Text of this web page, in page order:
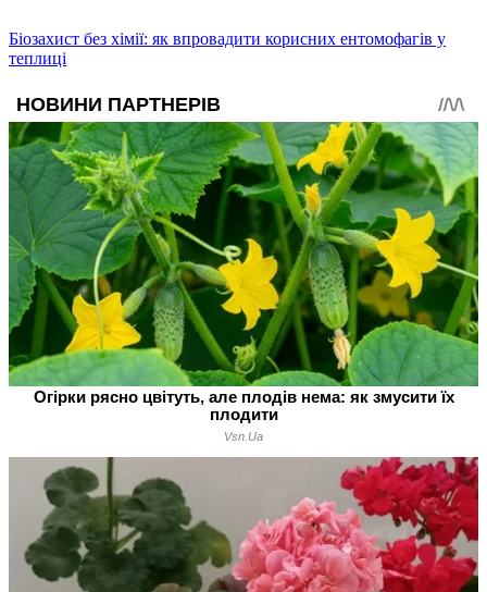
Біозахист без хімії: як впровадити корисних ентомофагів у
теплиці